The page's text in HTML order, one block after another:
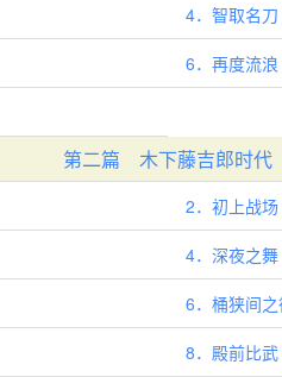
4．智取名刀
6．再度流浪
第二篇 木下藤吉郎时代
2．初上战场
4．深夜之舞
6．桶狭间
8．殿前比武